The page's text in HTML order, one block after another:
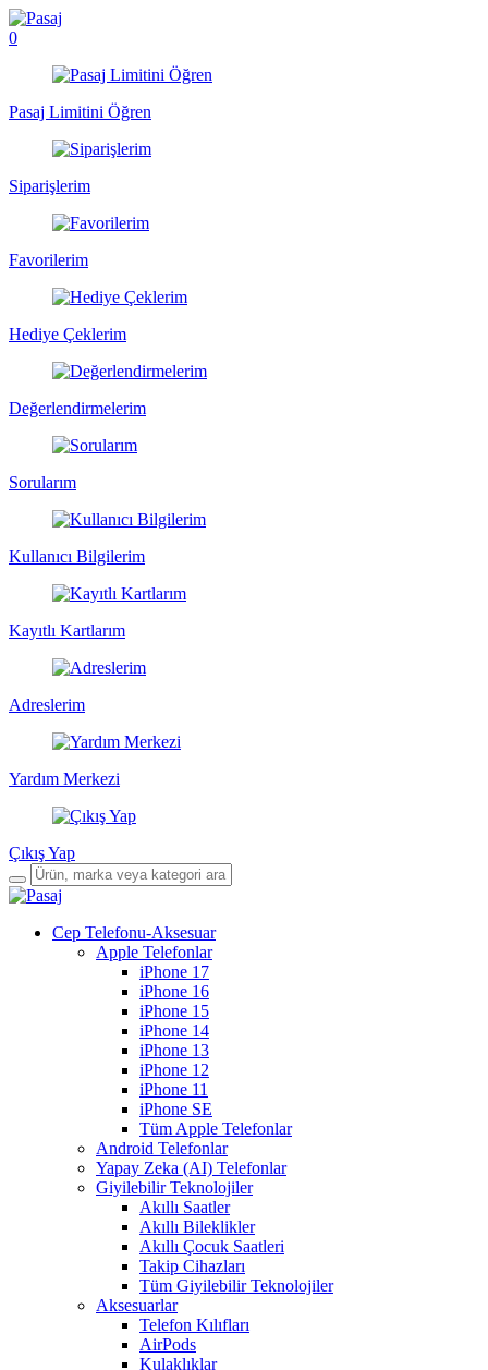
0
Pasaj Limitini Öğren
Siparişlerim
Favorilerim
Hediye Çeklerim
Değerlendirmelerim
Sorularım
Kullanıcı Bilgilerim
Kayıtlı Kartlarım
Adreslerim
Yardım Merkezi
Çıkış Yap
Cep Telefonu-Aksesuar
Apple Telefonlar
iPhone 17
iPhone 16
iPhone 15
iPhone 14
iPhone 13
iPhone 12
iPhone 11
iPhone SE
Tüm Apple Telefonlar
Android Telefonlar
Yapay Zeka (AI) Telefonlar
Giyilebilir Teknolojiler
Akıllı Saatler
Akıllı Bileklikler
Akıllı Çocuk Saatleri
Takip Cihazları
Tüm Giyilebilir Teknolojiler
Aksesuarlar
Telefon Kılıfları
AirPods
Kulaklıklar